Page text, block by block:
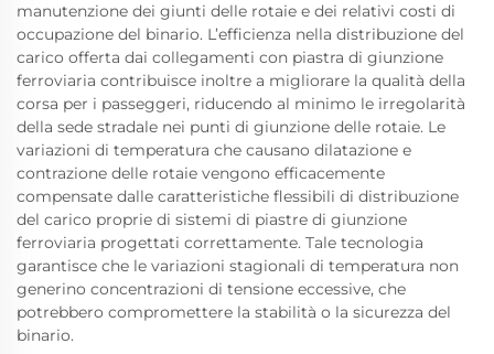
manutenzione dei giunti delle rotaie e dei relativi costi di
occupazione del binario. L’efficienza nella distribuzione del
carico offerta dai collegamenti con piastra di giunzione
ferroviaria contribuisce inoltre a migliorare la qualità della
corsa per i passeggeri, riducendo al minimo le irregolarità
della sede stradale nei punti di giunzione delle rotaie. Le
variazioni di temperatura che causano dilatazione e
contrazione delle rotaie vengono efficacemente
compensate dalle caratteristiche flessibili di distribuzione
del carico proprie di sistemi di piastre di giunzione
ferroviaria progettati correttamente. Tale tecnologia
garantisce che le variazioni stagionali di temperatura non
generino concentrazioni di tensione eccessive, che
potrebbero compromettere la stabilità o la sicurezza del
binario.